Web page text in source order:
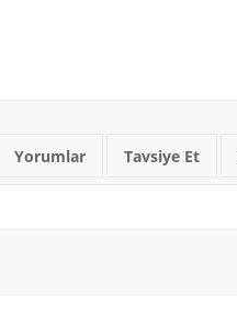
Yorumlar Tavsiye Et